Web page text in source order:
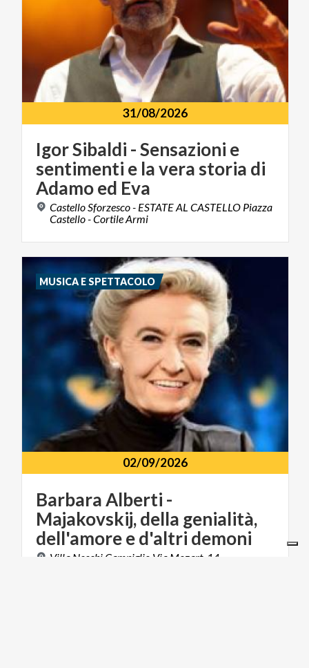
31/08/2026
Igor Sibaldi - Sensazioni e
sentimenti e la vera storia di
Adamo ed Eva
Castello Sforzesco - ESTATE AL CASTELLO Piazza
Castello - Cortile Armi
02/09/2026
Barbara Alberti -
Majakovskij, della genialità,
dell'amore e d'altri demoni
Villa Necchi Campiglio Via Mozart, 14
MUSICA E SPETTACOLO